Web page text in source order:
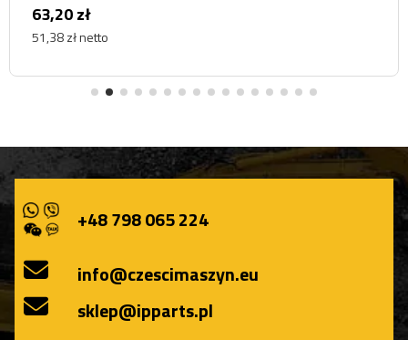
63,20 zł
51,38 zł netto
+48 798 065 224
info@czescimaszyn.eu
sklep@ipparts.pl